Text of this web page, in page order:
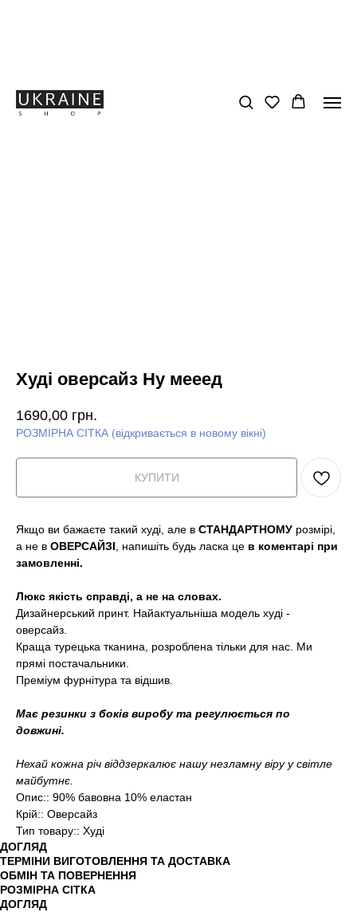
Худі оверсайз Ну мееед
1690,00 грн.
РОЗМІРНА СІТКА (відкривається в новому вікні)
КУПИТИ
Якщо ви бажаєте такий худі, але в СТАНДАРТНОМУ розмірі,
а не в ОВЕРСАЙЗІ, напишіть будь ласка це в коментарі при
замовленні.
Люкс якість справді, а не на словах.
Дизайнерський принт. Найактуальніша модель худі -
оверсайз.
Краща турецька тканина, розроблена тільки для нас. Ми
прямі постачальники.
Преміум фурнітура та відшив.
Має резинки з боків виробу та регулюється по
довжині.
Нехай кожна річ віддзеркалює нашу незламну віру у світле
майбутнє.
Опис:: 90% бавовна 10% еластан
Крій:: Оверсайз
Тип товару:: Худі
ДОГЛЯД
ТЕРМІНИ ВИГОТОВЛЕННЯ ТА ДОСТАВКА
ОБМІН ТА ПОВЕРНЕННЯ
РОЗМІРНА СІТКА
ДОГЛЯД